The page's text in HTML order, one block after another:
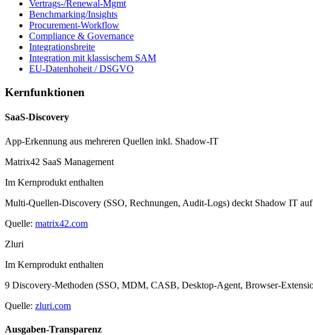
Vertrags-/Renewal-Mgmt
Benchmarking/Insights
Procurement-Workflow
Compliance & Governance
Integrationsbreite
Integration mit klassischem SAM
EU-Datenhoheit / DSGVO
Kernfunktionen
SaaS-Discovery
App-Erkennung aus mehreren Quellen inkl. Shadow-IT
Matrix42 SaaS Management
Im Kernprodukt enthalten
Multi-Quellen-Discovery (SSO, Rechnungen, Audit-Logs) deckt Shadow IT
Quelle: matrix42.com
Zluri
Im Kernprodukt enthalten
9 Discovery-Methoden (SSO, MDM, CASB, Desktop-Agent, Browser-
Quelle: zluri.com
Ausgaben-Transparenz